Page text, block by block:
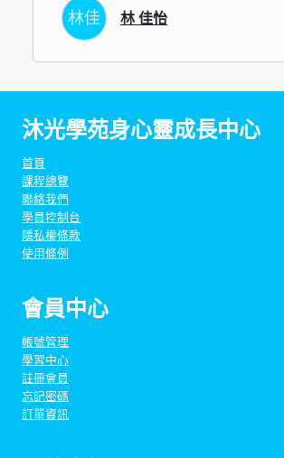
林佳 林 佳怡
沐光學苑身心靈成長中心
首頁
課程總覽
聯絡我們
學員控制台
隱私權條款
使用條例
會員中心
帳號管理
學習中心
註冊會員
忘記密碼
訂單資訊